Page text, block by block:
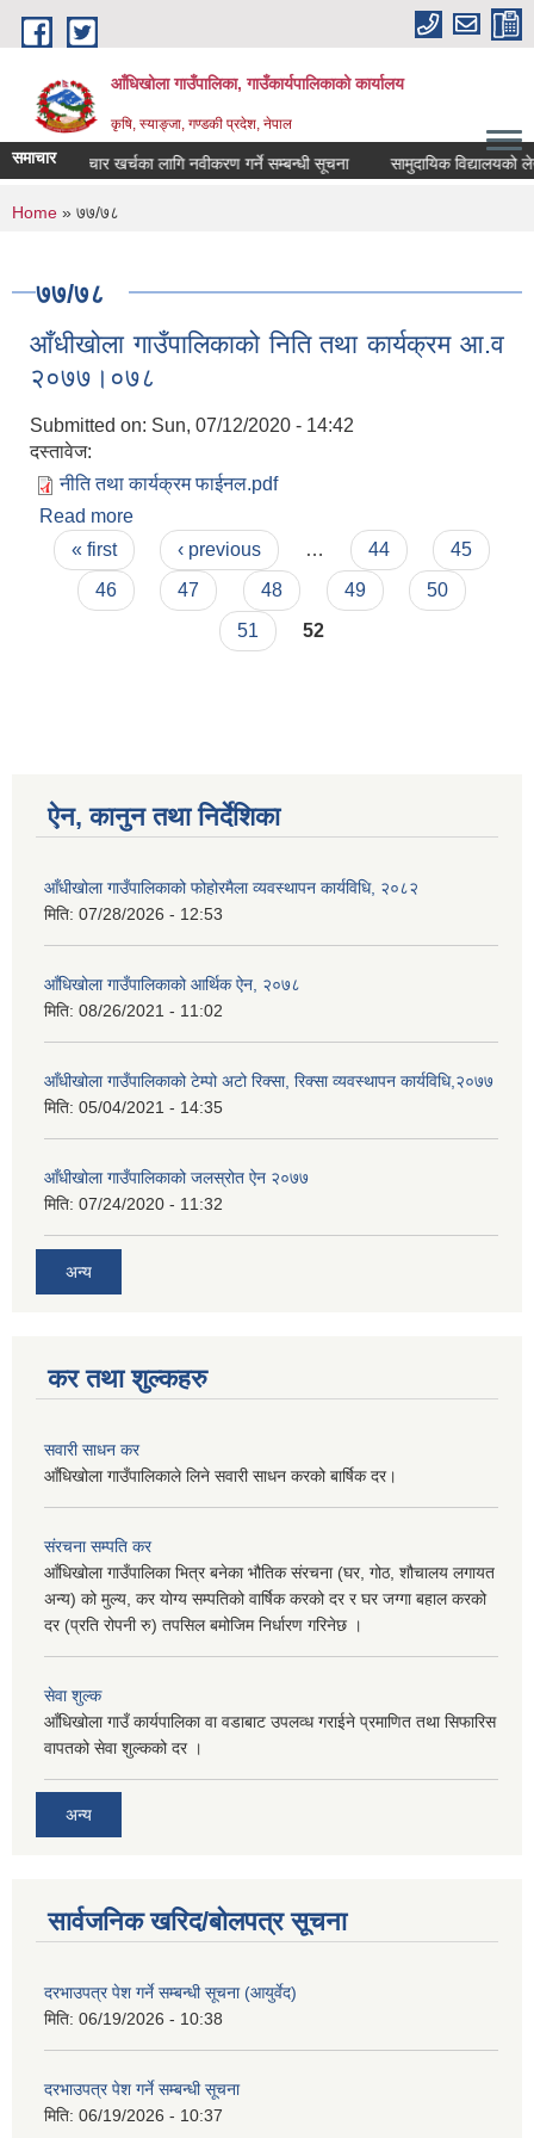
Skip to main content
आँधिखोला गाउँपालिका, गाउँकार्यपालिकाको कार्यालय
कृषि, स्याङ्जा, गण्डकी प्रदेश, नेपाल
समाचार
औषधी उपचार खर्चका लागि नवीकरण गर्ने सम्बन्धी सूचना सामुदायिक विद्यालयको
You are here
Home » ७७/७८
७७/७८
आँधीखोला गाउँपालिकाको निति तथा कार्यक्रम आ.व
२०७७।०७८
Submitted on: Sun, 07/12/2020 - 14:42
दस्तावेज:
नीति तथा कार्यक्रम फाईनल.pdf
Read more
२०७७।०७८
Pages
« first ‹ previous … 44
45
46
47 48 49
50
51
52
ऐन, कानुन तथा निर्देशिका
आँधीखोला गाउँपालिकाको फोहोरमैला व्यवस्थापन कार्यविधि, २०८२
मिति: 07/28/2026 - 12:53
आँधिखोला गाउँपालिकाको आर्थिक ऐन, २०७८
मिति: 08/26/2021 - 11:02
आँधीखोला गाउँपालिकाको टेम्पो अटो रिक्सा, रिक्सा व्यवस्थापन कार्यविधि,२०७७
मिति: 05/04/2021 - 14:35
आँधीखोला गाउँपालिकाको जलस्रोत ऐन २०७७
मिति: 07/24/2020 - 11:32
अन्य
कर तथा शुल्कहरु
सवारी साधन कर
आँधिखोला गाउँपालिकाले लिने सवारी साधन करको बार्षिक दर।
संरचना सम्पति कर
आँधिखोला गाउँपालिका भित्र बनेका भौतिक संरचना (घर, गोठ, शौचालय लगायत
अन्य) को मुल्य, कर योग्य सम्पतिको वार्षिक करको दर र घर जग्गा बहाल करको
दर (प्रति रोपनी रु) तपसिल बमोजिम निर्धारण गरिनेछ ।
सेवा शुल्क
आँधिखोला गाउँ कार्यपालिका वा वडाबाट उपलव्ध गराईने प्रमाणित तथा सिफारिस
वापतको सेवा शुल्कको दर ।
अन्य
सार्वजनिक खरिद/बोलपत्र सूचना
दरभाउपत्र पेश गर्ने सम्बन्धी सूचना (आयुर्वेद)
मिति: 06/19/2026 - 10:38
दरभाउपत्र पेश गर्ने सम्बन्धी सूचना
मिति: 06/19/2026 - 10:37